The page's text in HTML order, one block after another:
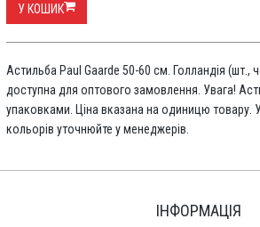
У КОШИК
Астильба Paul Gaarde 50-60 см. Голландія (шт.,
доступна для оптового замовлення. Увага!
упаковками. Ціна вказана на одиницю товару.
кольорів уточнюйте у менеджерів.
ІНФОРМАЦІЯ